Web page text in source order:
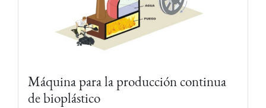
Máquina para la producción continua
de bioplástico